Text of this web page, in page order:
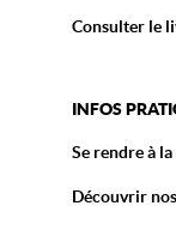
Consulter le
INFOS
Se rendre à
Découvrir